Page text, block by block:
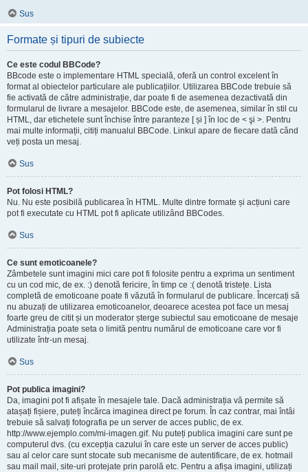
Sus
Formate și tipuri de subiecte
Ce este codul BBCode?
BBcode este o implementare HTML specială, oferă un control excelent în
format al obiectelor particulare ale publicațiilor. Utilizarea BBCode trebuie să
fie activată de către administrație, dar poate fi de asemenea dezactivată din
formularul de livrare a mesajelor. BBCode este, de asemenea, similar în stil cu
HTML, dar etichetele sunt închise între paranteze [ și ] în loc de < şi >. Pentru
mai multe informații, citiți manualul BBCode. Linkul apare de fiecare dată când
veți posta un mesaj.
Sus
Pot folosi HTML?
Nu. Nu este posibilă publicarea în HTML. Multe dintre formate și acțiuni care
pot fi executate cu HTML pot fi aplicate utilizând BBCodes.
Sus
Ce sunt emoticoanele?
Zâmbetele sunt imagini mici care pot fi folosite pentru a exprima un sentiment
cu un cod mic, de ex. :) denotă fericire, în timp ce :( denotă tristețe. Lista
completă de emoticoane poate fi văzută în formularul de publicare. Încercați să
nu abuzați de utilizarea emoticoanelor, deoarece acestea pot face un mesaj
foarte greu de citit și un moderator șterge subiectul sau emoticoane de mesaje
Administrația poate seta o limită pentru numărul de emoticoane care vor fi
utilizate într-un mesaj.
Sus
Pot publica imagini?
Da, imagini pot fi afișate în mesajele tale. Dacă administrația vă permite să
atașați fișiere, puteți încărca imaginea direct pe forum. În caz contrar, mai întâi
trebuie să salvați fotografia pe un server de acces public, de ex.
http://www.ejemplo.com/mi-imagen.gif. Nu puteți publica imagini care sunt pe
computerul dvs. (cu excepția cazului în care este un server de acces public)
sau al celor care sunt stocate sub mecanisme de autentificare, de ex. hotmail
sau mail mail, site-uri protejate prin parolă etc. Pentru a afișa imagini, utilizați